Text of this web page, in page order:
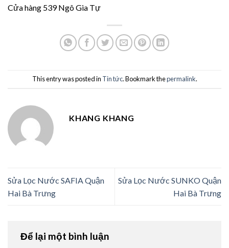
Cửa hàng 539 Ngô Gia Tự
This entry was posted in Tin tức. Bookmark thepermalink.
KHANG KHANG
Sửa Lọc Nước SAFIA Quận
Hai Bà Trưng
Sửa Lọc Nước SUNKO Quận
Hai Bà Trưng
Để lại một bình luận